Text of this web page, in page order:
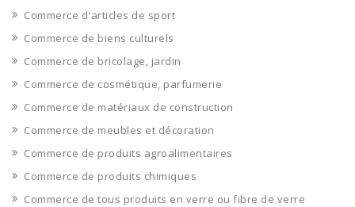
Commerce d'articles de sport
Commerce de biens culturels
Commerce de bricolage, jardin
Commerce de cosmétique, parfumerie
Commerce de matériaux de construction
Commerce de meubles et décoration
Commerce de produits agroalimentaires
Commerce de produits chimiques
Commerce de tous produits en verre ou fibre de verre